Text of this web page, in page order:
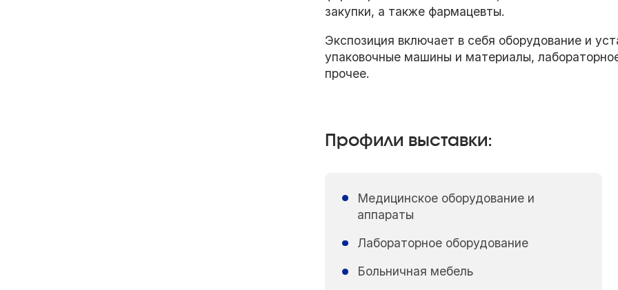
закупки, а также фармацевты.
Экспозиция включает в себя оборудование и
упаковочные машины и материалы,
прочее.
Профили выставки:
Медицинское оборудование и
аппараты
Лабораторное оборудование
Больничная мебель